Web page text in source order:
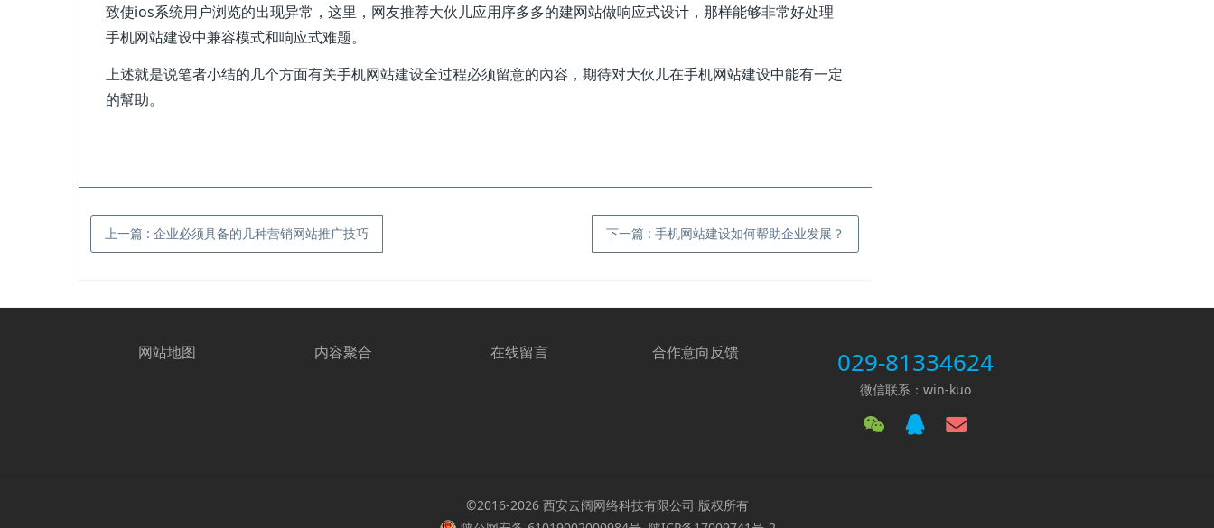
致使ios系统用户浏览的出现异常，这里，网友推荐大伙儿应用序多多的建网站做响应式设计，那样能够非常好处理
手机网站建设中兼容模式和响应式难题。
上述就是说笔者小结的几个方面有关手机网站建设全过程必须留意的內容，期待对大伙儿在手机网站建设中能有一定
的幫助。
上一篇 :企业必须具备的几种营销网站推广技巧 下一篇 :手机网站建设如何帮助企业发展？
网站地图 内容聚合 在线留言 合作意向反馈 029-81334624
微信联系：win-kuo
©2016-2026 西安云阔网络科技有限公司 版权所有